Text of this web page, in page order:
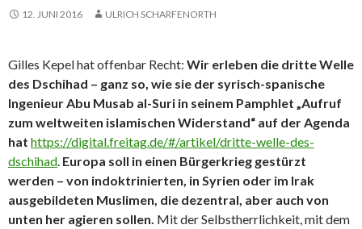
12. JUNI 2016 ULRICH SCHARFENORTH
Gilles Kepel hat offenbar Recht: Wir erleben die dritte Welle
des Dschihad – ganz so, wie sie der syrisch-spanische
Ingenieur Abu Musab al-Suri in seinem Pamphlet „Aufruf
zum weltweiten islamischen Widerstand“ auf der Agenda
hat https://digital.freitag.de/#/artikel/dritte-welle-des-
dschihad. Europa soll in einen Bürgerkrieg gestürzt
werden – von indoktrinierten, in Syrien oder im Irak
ausgebildeten Muslimen, die dezentral, aber auch von
unten her agieren sollen. Mit der Selbstherrlichkeit, mit dem